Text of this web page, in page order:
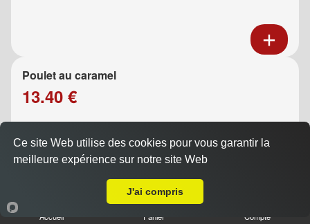
Poulet au caramel
13.40 €
Accueil Panier Compte
Ce site Web utilise des cookies pour vous garantir la
meilleure expérience sur notre site Web
J'ai compris